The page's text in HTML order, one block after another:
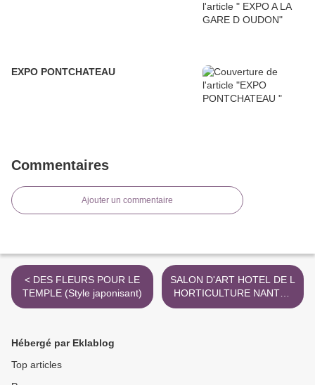
EXPO PONTCHATEAU
Commentaires
Ajouter un commentaire
< DES FLEURS POUR LE
TEMPLE (Style japonisant)
SALON D'ART HOTEL DE L
HORTICULTURE NANTES
2018 >
Hébergé par Eklablog
Top articles